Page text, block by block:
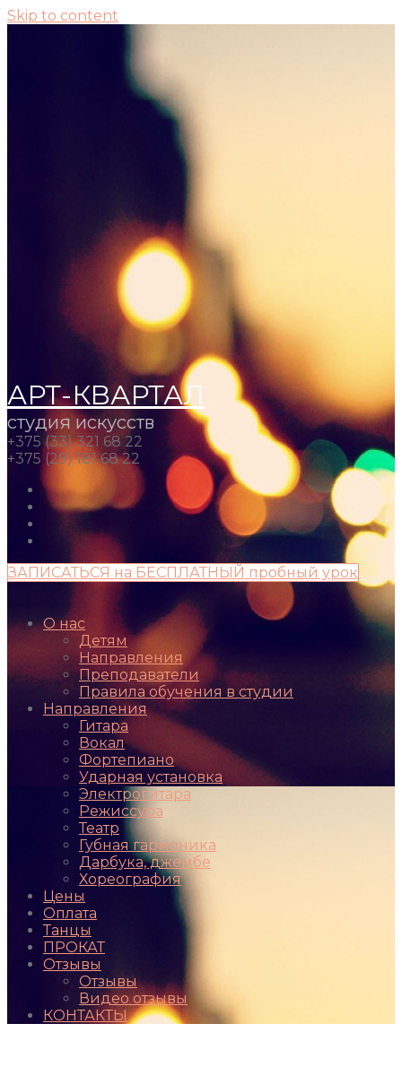
Skip to content
АРТ-КВАРТАЛ
студия искусств
+375 (33) 321 68 22
+375 (29) 181 68 22
ЗАПИСАТЬСЯ на БЕСПЛАТНЫЙ пробный урок
О нас
Детям
Направления
Преподаватели
Правила обучения в студии
Направления
Гитара
Вокал
Фортепиано
Ударная установка
Электрогитара
Режиссура
Театр
Губная гармоника
Дарбука, джембе
Хореография
Цены
Оплата
Танцы
ПРОКАТ
Отзывы
Отзывы
Видео отзывы
КОНТАКТЫ